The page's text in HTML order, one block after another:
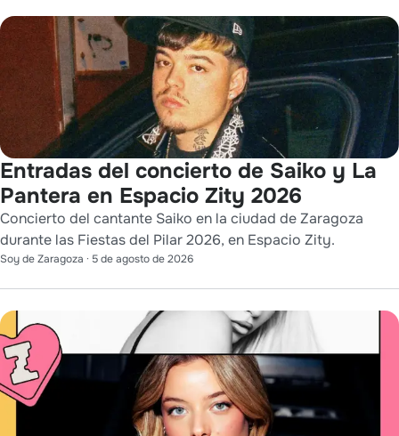
Entradas del concierto de Saiko y La
Pantera en Espacio Zity 2026
Concierto del cantante Saiko en la ciudad de Zaragoza
durante las Fiestas del Pilar 2026, en Espacio Zity.
Soy de Zaragoza · 5 de agosto de 2026